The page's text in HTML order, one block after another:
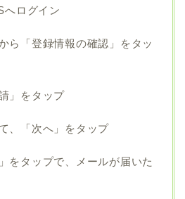
へログイン
ら「登録情報の確認」をタッ
」をタップ
、「次へ」をタップ
をタップで、メールが届いた